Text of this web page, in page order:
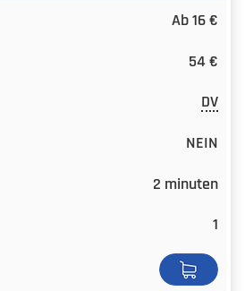
Ab 16 €
54 €
DV
NEIN
2 minuten
1